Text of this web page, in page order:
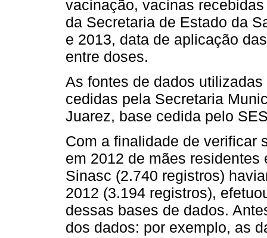
vacinação, vacinas
da Secretaria de Estado da
e 2013, data de aplicação
entre doses.
As fontes de dados
cedidas pela Secretaria
Juarez, base cedida pelo
Com a finalidade de verificar
em 2012 de mães residentes
Sinasc (2.740 registros)
2012 (3.194 registros),
dessas bases de dados.
dos dados: por exemplo, as